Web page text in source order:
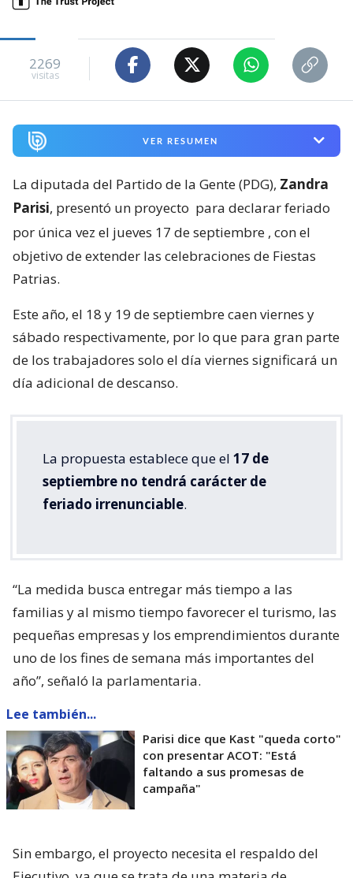
2269
visitas
VER RESUMEN
La diputada del Partido de la Gente (PDG), Zandra
Parisi, presentó un proyecto para declarar feriado
por única vez el jueves 17 de septiembre , con el
objetivo de extender las celebraciones de Fiestas
Patrias.
Este año, el 18 y 19 de septiembre caen viernes y
sábado respectivamente, por lo que para gran parte
de los trabajadores solo el día viernes significará un
día adicional de descanso.
La propuesta establece que el 17 de
septiembre no tendrá carácter de
feriado irrenunciable.
“La medida busca entregar más tiempo a las
familias y al mismo tiempo favorecer el turismo, las
pequeñas empresas y los emprendimientos durante
uno de los fines de semana más importantes del
año”, señaló la parlamentaria.
Lee también...
Parisi dice que Kast "queda corto"
con presentar ACOT: "Está
faltando a sus promesas de
campaña"
Sin embargo, el proyecto necesita el respaldo del